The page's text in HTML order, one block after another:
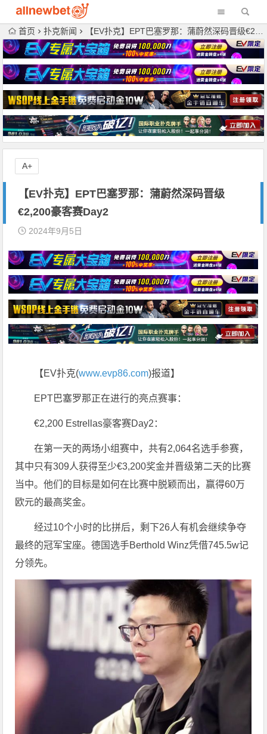
首页 扑克新闻 【EV扑克】EPT巴塞罗那：蒲蔚然深码晋级€2,200豪客赛Day2
【EV扑克】EPT巴塞罗那：蒲蔚然深码晋级
€2,200豪客赛Day2
2024年9月5日
【EV扑克(www.evp86.com)报道】
EPT巴塞罗那正在进行的亮点赛事：
€2,200 Estrellas豪客赛Day2：
在第一天的两场小组赛中，共有2,064名选手参赛，
其中只有309人获得至少€3,200奖金并晋级第二天的比赛
当中。他们的目标是如何在比赛中脱颖而出，赢得60万
欧元的最高奖金。
经过10个小时的比拼后，剩下26人有机会继续争夺
最终的冠军宝座。德国选手Berthold Winz凭借745.5w记
分领先。
A+